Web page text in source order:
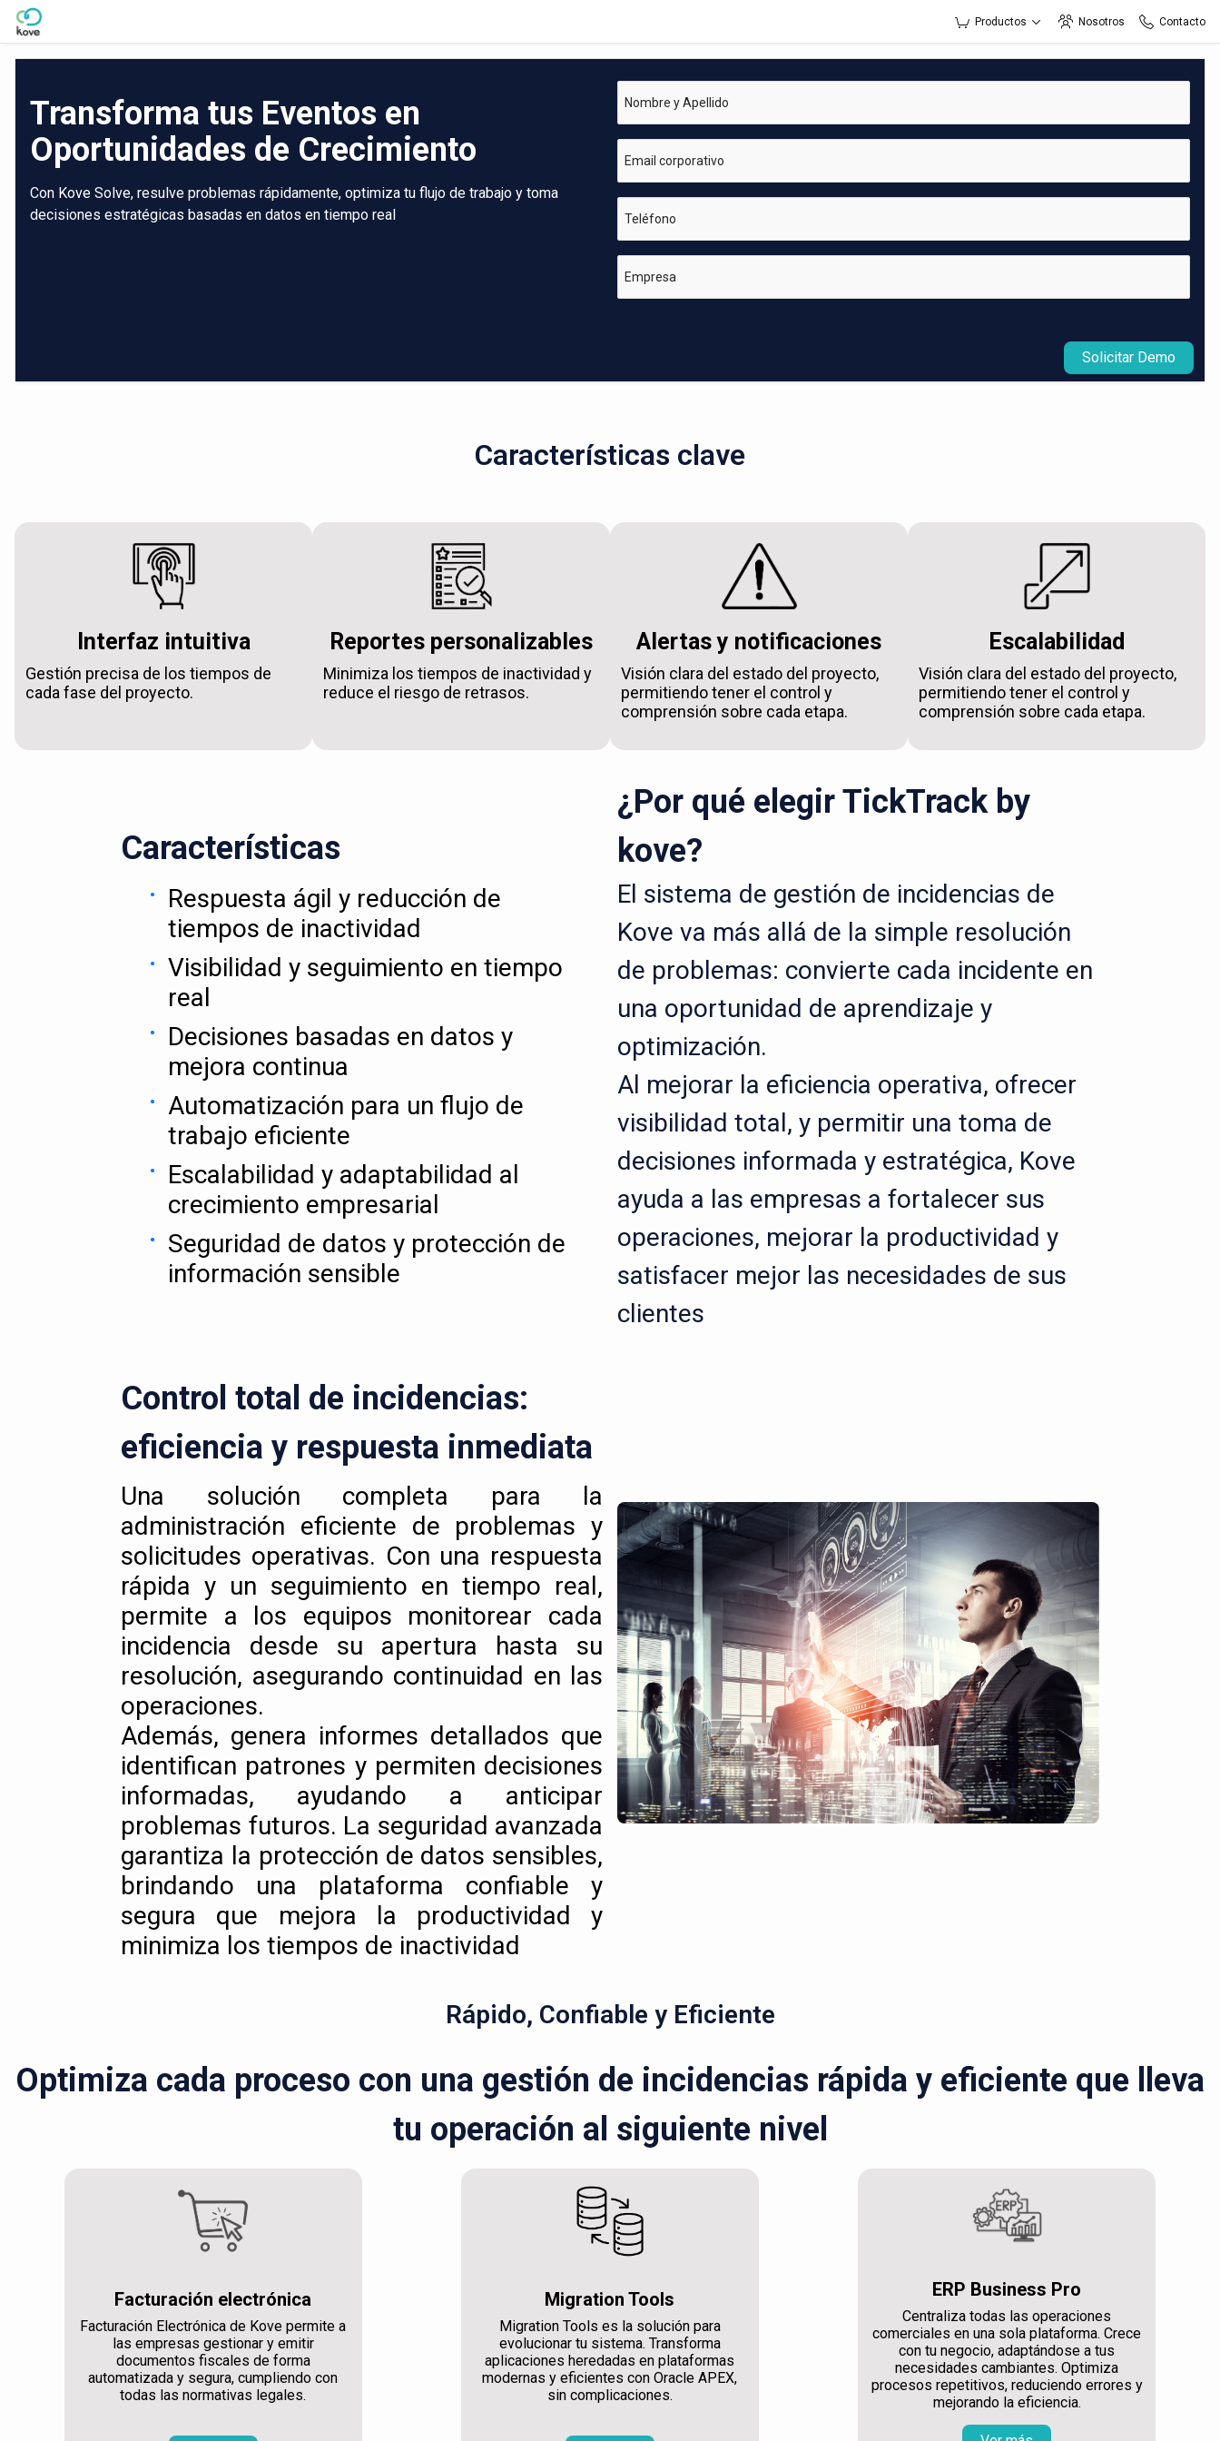
Skip to Main Content
Productos Nosotros Contacto
Transforma tus Eventos en
Oportunidades de Crecimiento
Con Kove Solve, resulve problemas rápidamente, optimiza tu flujo de trabajo y toma
decisiones estratégicas basadas en datos en tiempo real
Nombre y Apellido
Email corporativo
Teléfono
Empresa
Solicitar Demo
Características clave
Interfaz intuitiva
Gestión precisa de los tiempos de
cada fase del proyecto.
Reportes personalizables
Minimiza los tiempos de inactividad y
reduce el riesgo de retrasos.
Alertas y notificaciones
Visión clara del estado del proyecto,
permitiendo tener el control y
comprensión sobre cada etapa.
Escalabilidad
Visión clara del estado del proyecto,
permitiendo tener el control y
comprensión sobre cada etapa.
Características
Respuesta ágil y reducción de
tiempos de inactividad
Visibilidad y seguimiento en tiempo
real
Decisiones basadas en datos y
mejora continua
Automatización para un flujo de
trabajo eficiente
Escalabilidad y adaptabilidad al
crecimiento empresarial
Seguridad de datos y protección de
información sensible
¿Por qué elegir TickTrack by
kove?
El sistema de gestión de incidencias de
Kove va más allá de la simple resolución
de problemas: convierte cada incidente en
una oportunidad de aprendizaje y
optimización.
Al mejorar la eficiencia operativa, ofrecer
visibilidad total, y permitir una toma de
decisiones informada y estratégica, Kove
ayuda a las empresas a fortalecer sus
operaciones, mejorar la productividad y
satisfacer mejor las necesidades de sus
clientes
Control total de incidencias:
eficiencia y respuesta inmediata
Una solución completa para la
administración eficiente de problemas y
solicitudes operativas. Con una respuesta
rápida y un seguimiento en tiempo real,
permite a los equipos monitorear cada
incidencia desde su apertura hasta su
resolución, asegurando continuidad en las
operaciones.
Además, genera informes detallados que
identifican patrones y permiten decisiones
informadas, ayudando a anticipar
problemas futuros. La seguridad avanzada
garantiza la protección de datos sensibles,
brindando una plataforma confiable y
segura que mejora la productividad y
minimiza los tiempos de inactividad
Rápido, Confiable y Eficiente
Optimiza cada proceso con una gestión de incidencias rápida y eficiente que lleva
tu operación al siguiente nivel
Facturación electrónica
Facturación Electrónica de Kove permite a
las empresas gestionar y emitir
documentos fiscales de forma
automatizada y segura, cumpliendo con
todas las normativas legales.
Migration Tools
Migration Tools es la solución para
evolucionar tu sistema. Transforma
aplicaciones heredadas en plataformas
modernas y eficientes con Oracle APEX,
sin complicaciones.
ERP Business Pro
Centraliza todas las operaciones
comerciales en una sola plataforma. Crece
con tu negocio, adaptándose a tus
necesidades cambiantes. Optimiza
procesos repetitivos, reduciendo errores y
mejorando la eficiencia.